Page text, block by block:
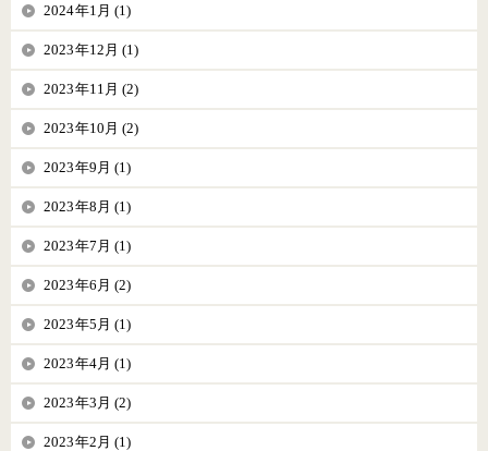
2024年1月 (1)
2023年12月 (1)
2023年11月 (2)
2023年10月 (2)
2023年9月 (1)
2023年8月 (1)
2023年7月 (1)
2023年6月 (2)
2023年5月 (1)
2023年4月 (1)
2023年3月 (2)
2023年2月 (1)